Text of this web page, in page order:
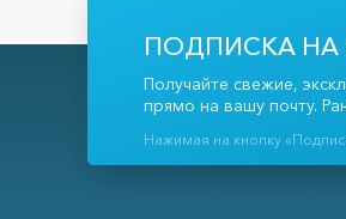
ПОДПИСКА НА
Получайте свежие,
прямо на вашу почту.
Нажимая на кнопку